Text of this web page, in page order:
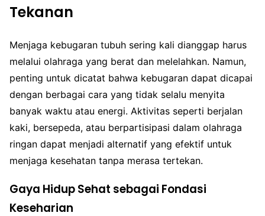
Tekanan
Menjaga kebugaran tubuh sering kali dianggap harus
melalui olahraga yang berat dan melelahkan. Namun,
penting untuk dicatat bahwa kebugaran dapat dicapai
dengan berbagai cara yang tidak selalu menyita
banyak waktu atau energi. Aktivitas seperti berjalan
kaki, bersepeda, atau berpartisipasi dalam olahraga
ringan dapat menjadi alternatif yang efektif untuk
menjaga kesehatan tanpa merasa tertekan.
Gaya Hidup Sehat sebagai Fondasi
Keseharian